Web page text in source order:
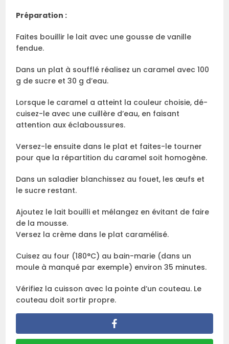
Préparation :
Faites bouillir le lait avec une gousse de vanille
fendue.
Dans un plat à soufflé réalisez un caramel avec 100
g de sucre et 30 g d’eau.
Lorsque le caramel a atteint la couleur choisie, dé-
cuisez-le avec une cuillère d’eau, en faisant
attention aux éclaboussures.
Versez-le ensuite dans le plat et faites-le tourner
pour que la répartition du caramel soit homogène.
Dans un saladier blanchissez au fouet, les œufs et
le sucre restant.
Ajoutez le lait bouilli et mélangez en évitant de faire
de la mousse.
Versez la crème dans le plat caramélisé.
Cuisez au four (180°C) au bain-marie (dans un
moule à manqué par exemple) environ 35 minutes.
Vérifiez la cuisson avec la pointe d’un couteau. Le
couteau doit sortir propre.